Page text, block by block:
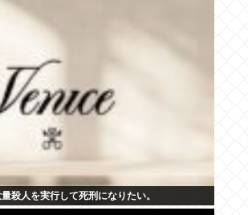
殺人を実行して死刑になりたい。